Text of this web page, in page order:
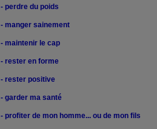
- perdre du poids
- manger sainement
- maintenir le cap
- rester en forme
- rester positive
- garder ma santé
- profiter de mon homme... ou de mon fils